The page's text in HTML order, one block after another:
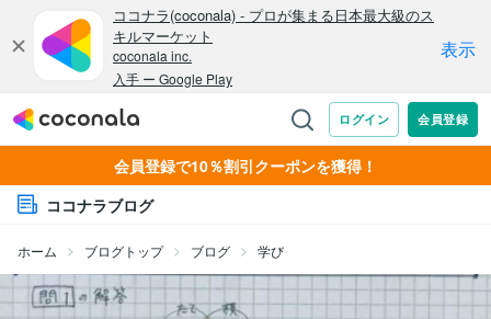
会員登録で10％割引クーポンを獲得！
ココナラブログ
ホーム ブログトップ ブログ 学び